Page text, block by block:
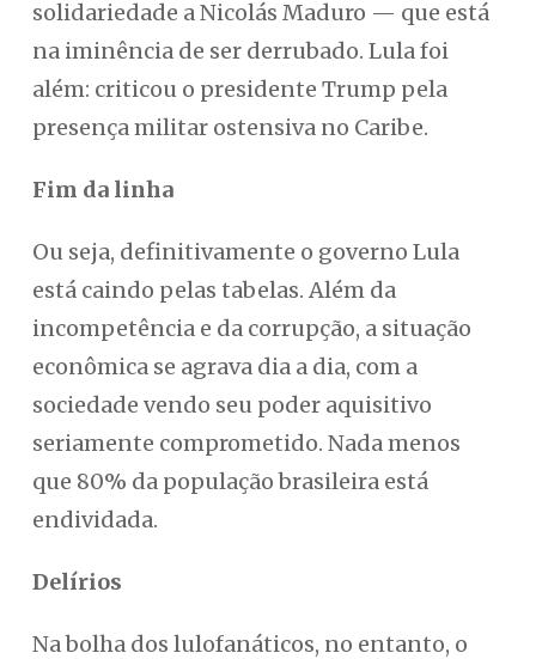
solidariedade a Nicolás Maduro — que está
na iminência de ser derrubado. Lula foi
além: criticou o presidente Trump pela
presença militar ostensiva no Caribe.
Fim da linha
Ou seja, definitivamente o governo Lula
está caindo pelas tabelas. Além da
incompetência e da corrupção, a situação
econômica se agrava dia a dia, com a
sociedade vendo seu poder aquisitivo
seriamente comprometido. Nada menos
que 80% da população brasileira está
endividada.
Delírios
Na bolha dos lulofanáticos, no entanto, o